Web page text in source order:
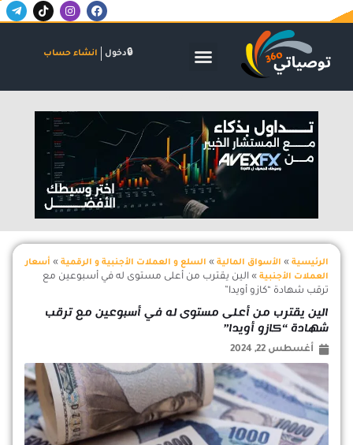
F
a
b
I
n
a
m
T
i
T
e
-
دخول انشاء حساب
الرئيسية » الأسواق المالية » السلع و العملات الأجنبية و الرقمية » أسعار
العملات الأجنبية » الين يقترب من أعلى مستوى له في أسبوعين مع
ترقب شهادة “كازو أويدا”
الين يقترب من أعلى مستوى له في أسبوعين مع ترقب
شهادة “كازو أويدا”
أغسطس 22, 2024